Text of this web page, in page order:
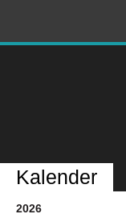
Kalender
2026